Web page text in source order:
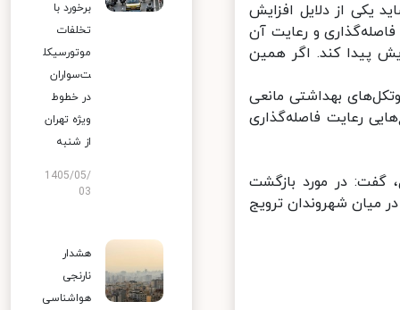
از دلایل افزایش
و رعایت آن
درصد است به بالای ۵۰ درصد افزایش پیدا کند. اگر همین
بهداشتی مانعی
رعایت فاصله‌گذاری
در مورد بازگشت
میان شهروندان ترویج
برخورد با
تخلفات
موتورسیکل
ت‌سواران
در خطوط
ویژه تهران
از شنبه
1405/05/
03
هشدار
نارنجی
هواشناسی